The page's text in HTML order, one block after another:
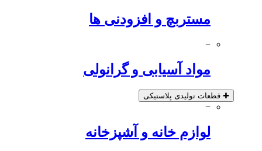
مستربچ و افزودنی ها
−
مواد آسیابی و گرانولی
✚ قطعات تولیدی پلاستیکی
−
لوازم خانه و آشپزخانه